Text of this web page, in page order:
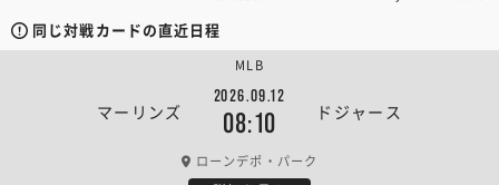
同じ対戦カードの直近日程
マーリンズ
2026.09.12
08:10 ドジャース
MLB
ローンデポ・パーク